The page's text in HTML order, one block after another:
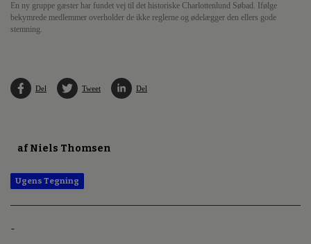
En ny gruppe gæster har fundet vej til det historiske Charlottenlund Søbad. Ifølge
bekymrede medlemmer overholder de ikke reglerne og ødelægger den ellers gode
stemning.
Del Tweet Del
af Niels Thomsen
Ugens Tegning
-